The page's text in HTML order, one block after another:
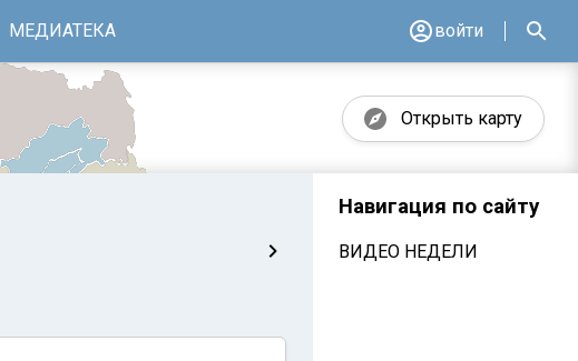
МЕДИАТЕКА войти
Открыть карту
Навигация по сайту
ВИДЕО НЕДЕЛИ